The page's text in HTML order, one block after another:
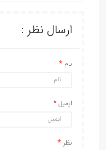
ارسال نظر :
نام
ایمیل
نظر